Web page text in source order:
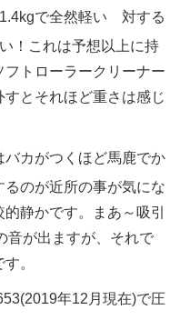
で全然軽い 対する
！これは予想以上に持
トローラークリーナー
とそれほど重さは感じ
バカがつくほど馬鹿でか
のが近所の事が気にな
静かです。まあ～吸引
音が出ますが、それで
。
年12月現在)で圧